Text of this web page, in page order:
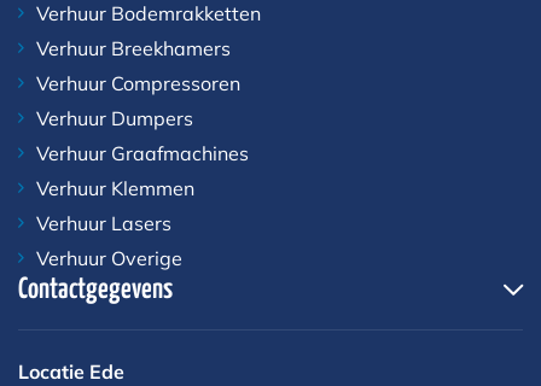
Verhuur Bodemrakketten
Verhuur Breekhamers
Verhuur Compressoren
Verhuur Dumpers
Verhuur Graafmachines
Verhuur Klemmen
Verhuur Lasers
Verhuur Overige
Contactgegevens
Locatie Ede